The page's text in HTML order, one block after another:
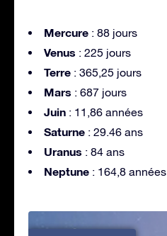
Mercure : 88 jours
Venus : 225 jours
Terre : 365,25 jours
Mars : 687 jours
Juin : 11,86 années
Saturne : 29.46 ans
Uranus : 84 ans
Neptune : 164,8 années